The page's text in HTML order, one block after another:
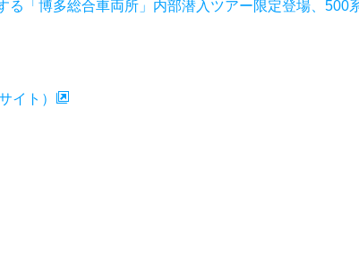
「博多総合車両所」内部潜入ツアー限定登場、500
イト）